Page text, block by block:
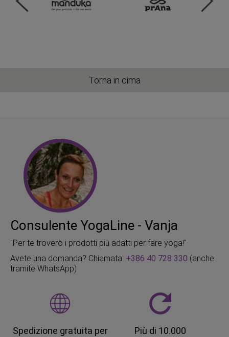
Torna in cima
Consulente YogaLine - Vanja
"Per te troverò i prodotti più adatti per fare yoga!"
Avete una domanda? Chiamata: +386 40 728 330 (anche
tramite WhatsApp)
Spedizione gratuita per
Più di 10.000